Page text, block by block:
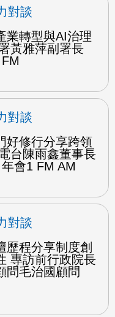
對談
業轉型與AI治理
黃雅萍副署長
對談
好修行分享跨領
台陳雨鑫董事長
會1 FM AM
對談
歷程分享制度創
專訪前行政院長
問毛治國顧問